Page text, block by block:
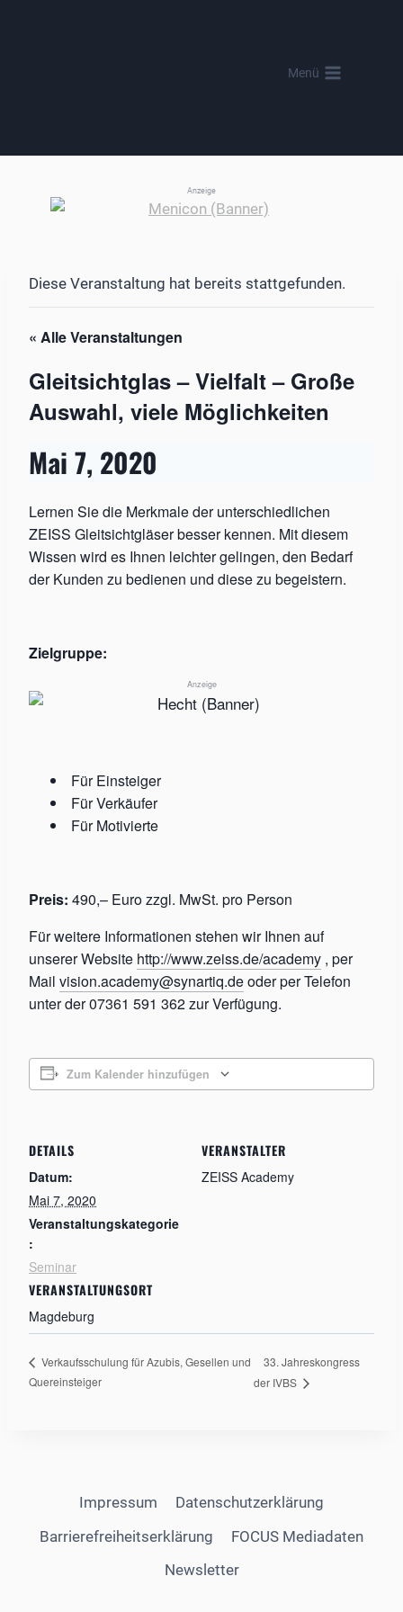
Menü
Anzeige
Diese Veranstaltung hat bereits stattgefunden.
« Alle Veranstaltungen
Gleitsichtglas – Vielfalt – Große
Auswahl, viele Möglichkeiten
Mai 7, 2020
Lernen Sie die Merkmale der unterschiedlichen
ZEISS Gleitsichtgläser besser kennen. Mit diesem
Wissen wird es Ihnen leichter gelingen, den Bedarf
der Kunden zu bedienen und diese zu begeistern.
Zielgruppe:
Anzeige
Für Einsteiger
Für Verkäufer
Für Motivierte
Preis: 490,– Euro zzgl. MwSt. pro Person
Für weitere Informationen stehen wir Ihnen auf
unserer Website http://www.zeiss.de/academy , per
Mail vision.academy@synartiq.deoder per Telefon
unter der 07361 591 362 zur Verfügung.
Zum Kalender hinzufügen
DETAILS
Datum:
Mai 7, 2020
Veranstaltungskategorie
:
Seminar
VERANSTALTUNGSORT
Magdeburg
VERANSTALTER
ZEISS Academy
Verkaufsschulung für Azubis, Gesellen und
Quereinsteiger
33. Jahreskongress
der IVBS
Impressum
Datenschutzerklärung
Barrierefreiheitserklärung
FOCUS Mediadaten
Newsletter